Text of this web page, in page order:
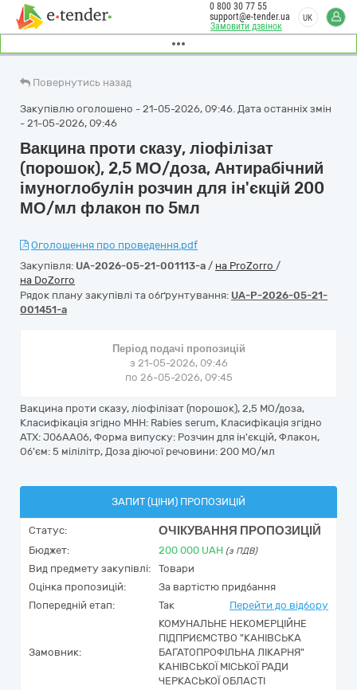
Замовити дзвінок
0 800 30 77 55
support@e-tender.ua
UK
Повернутись назад
Закупівлю оголошено - 21-05-2026, 09:46. Дата останніх змін
- 21-05-2026, 09:46
Вакцина проти сказу, ліофілізат
(порошок), 2,5 МО/доза, Антирабічний
імуноглобулін розчин для ін'єкцій 200
МО/мл флакон по 5мл
Оголошення про проведення.pdf
Закупівля: UA-2026-05-21-001113-a / на ProZorro /
на DoZorro
Рядок плану закупівлі та обґрунтування: UA-P-2026-05-21-
001451-a
Період подачі пропозицій
з 21-05-2026, 09:46
по 26-05-2026, 09:45
Вакцина проти сказу, ліофілізат (порошок), 2,5 МО/доза,
Класифікація згідно МНН: Rabies serum, Класифікація згідно
АТХ: J06AA06, Форма випуску: Розчин для ін'єкцій, Флакон,
Об'єм: 5 мілілітр, Доза діючої речовини: 200 МО/мл
ЗАПИТ (ЦІНИ) ПРОПОЗИЦІЙ
Статус: ОЧІКУВАННЯ ПРОПОЗИЦІЙ
Бюджет: 200 000 UAH (з ПДВ)
Вид предмету закупівлі:
Товари
Оцінка пропозицій:
За вартістю придбання
Попередній етап:
Так Перейти до відбору
Замовник:
КОМУНАЛЬНЕ НЕКОМЕРЦІЙНЕ
ПІДПРИЄМСТВО "КАНІВСЬКА
БАГАТОПРОФІЛЬНА ЛІКАРНЯ"
КАНІВСЬКОЇ МІСЬКОЇ РАДИ
ЧЕРКАСЬКОЇ ОБЛАСТІ